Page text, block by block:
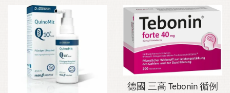
德國 三高 Tebonin 循例